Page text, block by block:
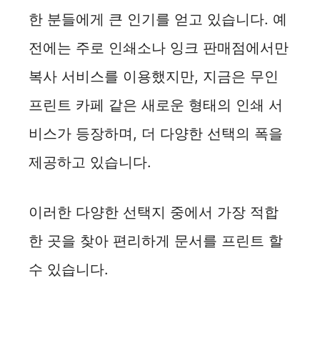
i
d
e
한 분들에게 큰 인기를 얻고 있습니다. 예
전에는 주로 인쇄소나 잉크 판매점에서만
복사 서비스를 이용했지만, 지금은 무인
프린트 카페 같은 새로운 형태의 인쇄 서
비스가 등장하며, 더 다양한 선택의 폭을
제공하고 있습니다.
이러한 다양한 선택지 중에서 가장 적합
한 곳을 찾아 편리하게 문서를 프린트 할
수 있습니다.